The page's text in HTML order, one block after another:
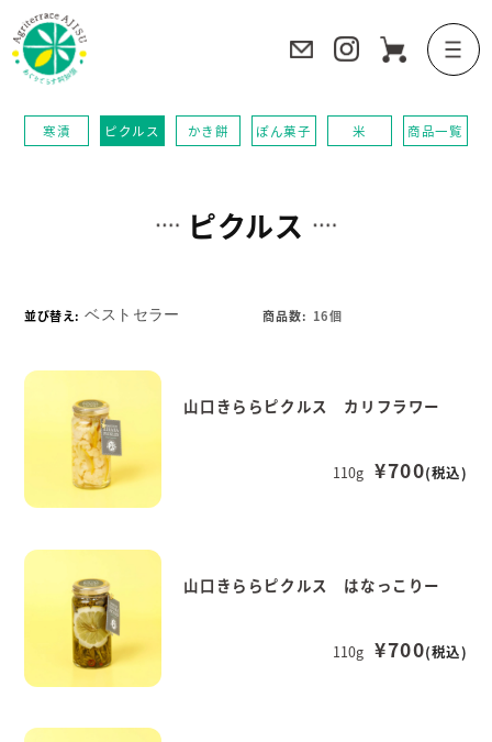
寒漬 ピクルス かき餅 ぽん菓子 米 商品一覧
ピクルス
並び替え: 商品数: 16個
山口きららピクルス カリフラワー
110g ¥700(税込)
山口きららピクルス はなっこりー
110g ¥700(税込)